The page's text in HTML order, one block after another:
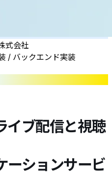
式会社
/ バックエンド実装
イブ配信と視聴
ーションサービ